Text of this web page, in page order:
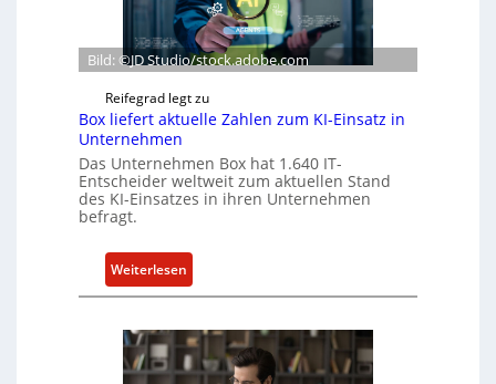
Bild: ©JD Studio/stock.adobe.com
Reifegrad legt zu
Box liefert aktuelle Zahlen zum KI-Einsatz in
Unternehmen
Das Unternehmen Box hat 1.640 IT-
Entscheider weltweit zum aktuellen Stand
des KI-Einsatzes in ihren Unternehmen
befragt.
Weiterlesen
B
x
l